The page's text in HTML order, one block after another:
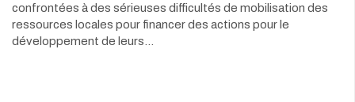
confrontées à des sérieuses difficultés de mobilisation des
ressources locales pour financer des actions pour le
développement de leurs…